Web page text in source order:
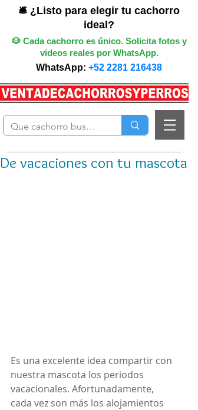
🛎️ ¿Listo para elegir tu cachorro
ideal?
🐶 Cada cachorro es único. Solicita fotos y
videos reales por WhatsApp.
WhatsApp: +52 2281 216438
De vacaciones con tu mascota
Es una excelente idea compartir con
nuestra mascota los periodos
vacacionales. Afortunadamente,
cada vez son más los alojamientos